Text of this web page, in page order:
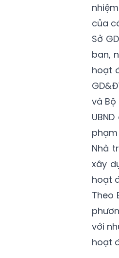
của
Sở
ban,
hoạt
và
Nhà
xây
hoạt
Theo
với
hoạt